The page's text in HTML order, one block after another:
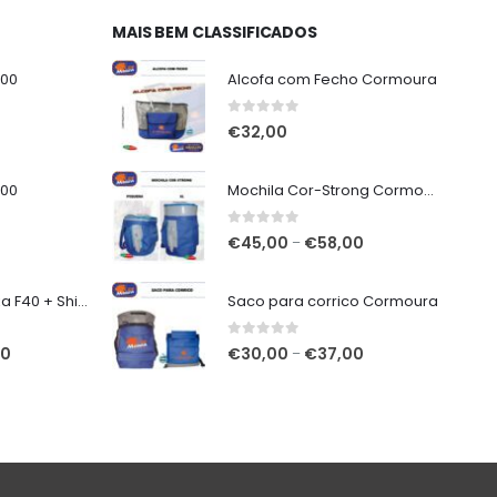
7mt Vega Potenza F40 + Shimano Miravel C5000 XG
MAIS BEM CLASSIFICADOS
Alcofa com Fecho Cormoura
0out of 5
€32,00
Mochila Cor-Strong Cormoura
0out of 5
€45,00 – €58,00
through
Saco para corrico Cormoura
0out of 5
€30,00 – €37,00